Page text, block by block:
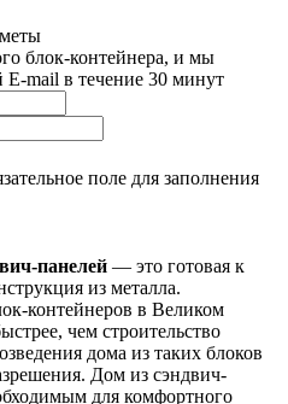
блок-контейнера, и мы
mail в течение 30 минут
поле для заполнения
панелей — это готовая к
из металла.
контейнеров в Великом
чем строительство
дома из таких блоков
Дом из сэндвич-
для комфортного